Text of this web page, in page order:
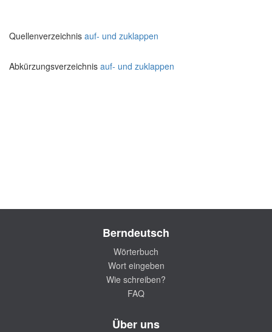
Quellenverzeichnis auf- und zuklappen
Abkürzungsverzeichnis auf- und zuklappen
Berndeutsch
Wörterbuch
Wort eingeben
Wie schreiben?
FAQ
Über uns